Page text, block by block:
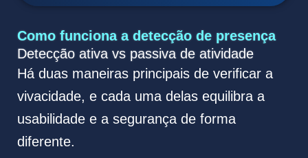
Como funciona a detecção de presença
Detecção ativa vs passiva de atividade
Há duas maneiras principais de verificar a
vivacidade, e cada uma delas equilibra a
usabilidade e a segurança de forma
diferente.